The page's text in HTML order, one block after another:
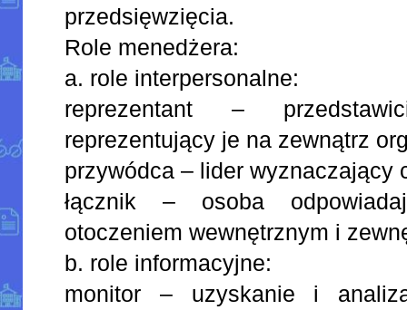
przedsięwzięcia.
Role menedżera:
a. role interpersonalne:
reprezentant –
reprezentujący je na zewnątrz
przywódca – lider wyznaczający
łącznik – osoba
otoczeniem wewnętrznym i
b. role informacyjne:
monitor – uzyskanie i